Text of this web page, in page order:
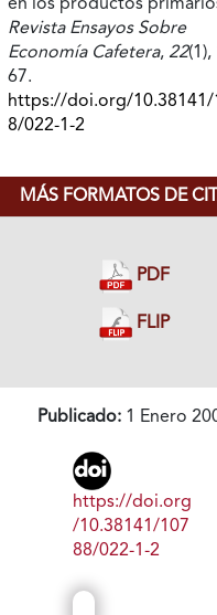
en los productos
Revista Ensayos Sobre
Economía Cafetera, 22(1),
67.
https://doi.org/10.38141/
8/022-1-2
MÁS FORMATOS DE
PDF
FLIP
Publicado: 1 Enero
https://doi.org
/10.38141/107
88/022-1-2